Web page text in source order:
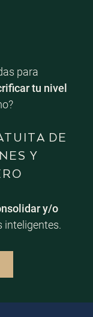
para
tu nivel
DE
Y
y/o
inteligentes.